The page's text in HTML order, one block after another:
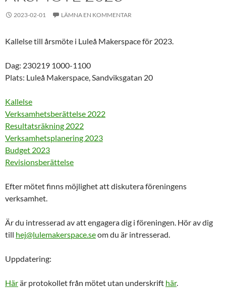
2023-02-01 LÄMNA EN KOMMENTAR
Kallelse till årsmöte i Luleå Makerspace för 2023.
Dag: 230219 1000-1100
Plats: Luleå Makerspace, Sandviksgatan 20
Kallelse
Verksamhetsberättelse 2022
Resultatsräkning 2022
Verksamhetsplanering 2023
Budget 2023
Revisionsberättelse
Efter mötet finns möjlighet att diskutera föreningens
verksamhet.
Är du intresserad av att engagera dig i föreningen. Hör av dig
till hej@lulemakerspace.seom du är intresserad.
Uppdatering:
Härär protokollet från mötet utan underskrift här.